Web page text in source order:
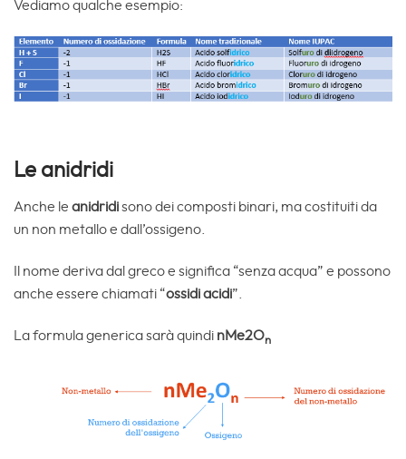
Vediamo qualche esempio:
Le anidridi
Anche le anidridisono dei composti binari, ma costituiti da
un non metallo e dall’ossigeno.
Il nome deriva dal greco e significa “senza acqua” e possono
anche essere chiamati “ossidi acidi”.
La formula generica sarà quindi nMe2On